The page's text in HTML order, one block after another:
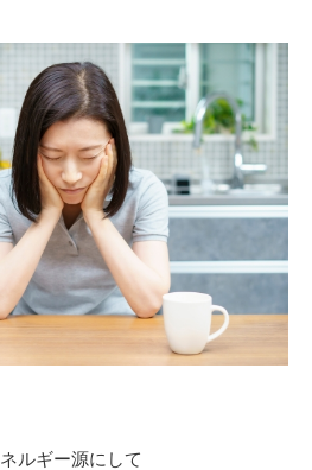
ルギー源にして